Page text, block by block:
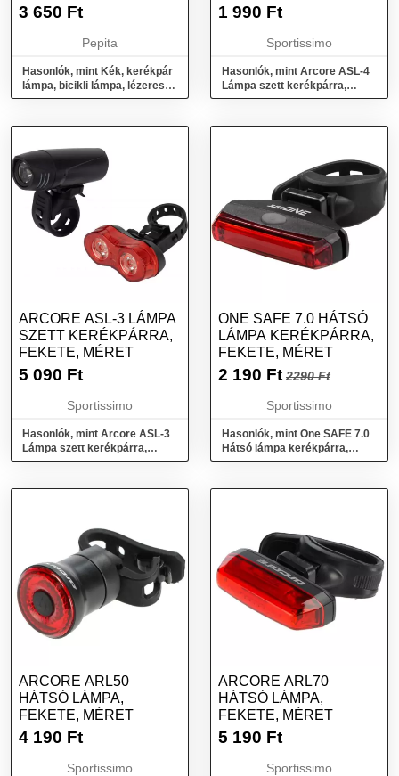
LÁMPA
3 650 Ft
Pepita
Hasonlók, mint Kék, kerékpár
lámpa, bicikli lámpa, lézeres
hátsó lámpa
1 990 Ft
Sportissimo
Hasonlók, mint Arcore ASL-4
Lámpa szett kerékpárra,
fekete, méret
ARCORE ASL-3 LÁMPA
SZETT KERÉKPÁRRA,
FEKETE, MÉRET
5 090 Ft
Sportissimo
Hasonlók, mint Arcore ASL-3
Lámpa szett kerékpárra,
fekete, méret
ONE SAFE 7.0 HÁTSÓ
LÁMPA KERÉKPÁRRA,
FEKETE, MÉRET
2 190 Ft 2290 Ft
Sportissimo
Hasonlók, mint One SAFE 7.0
Hátsó lámpa kerékpárra,
fekete, méret
ARCORE ARL50
HÁTSÓ LÁMPA,
FEKETE, MÉRET
4 190 Ft
Sportissimo
ARCORE ARL70
HÁTSÓ LÁMPA,
FEKETE, MÉRET
5 190 Ft
Sportissimo